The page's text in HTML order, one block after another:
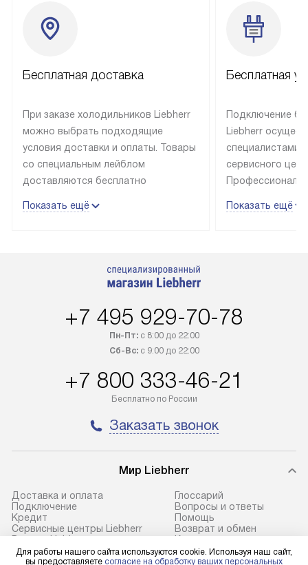
Бесплатная доставка
При заказе холодильников Liebherr
можно выбрать подходящие
условия доставки и оплаты. Товары
со специальным лейблом
доставляются бесплатно
до подъезда, выезд за МКАД
в течение трех дней. Доставка
регионы осуществляется через
100% предоплаты наша компания
до представительства
транспортной компании в городе
условия доставки у менеджера при
В оговоренный день служба
доставки доставит упакованный
прибор до подъезда. Если
требуется переместить прибор
до двери квартиры или до места
установки, пожалуйста,
Показать ещё
Бесплатная
Подключение
Liebherr
специалистами
сервисного
эксплуатации
Стоимость
обеспечивают
предполагают
холодильников
требующим
наличие крана.
Показать ещё
+7 495 929-70-78
Пн-Пт:с 8:00 до 22:00
Сб-Вс:с 9:00 до 22:00
+7 800 333-46-21
Бесплатно по России
Заказать звонок
Мир Liebherr
Доставка и оплата
Подключение
Кредит
Сервисные центры Liebherr
Ремонт Liebherr
Cтатьи
Глоссарий
Вопросы и ответы
Помощь
Возврат и обмен
Контакты
Сайты-партнеры
Для работы нашего сайта используются cookie. Используя наш сайт,
вы предоставляете согласие на обработку ваших персональных